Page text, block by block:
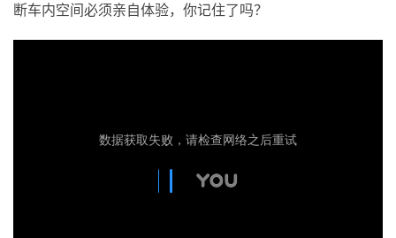
断车内空间必须亲自体验，你记住了吗？